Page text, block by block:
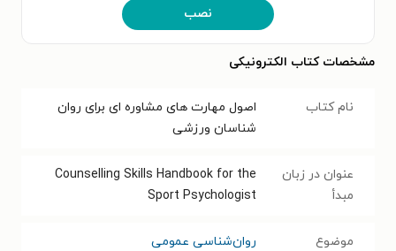
نصب
مشخصات کتاب الکترونیکی
نام کتاب
اصول مهارت های مشاوره ای برای روان
شناسان ورزشی
عنوان در زبان
مبدأ
Counselling Skills Handbook for the
Sport Psychologist
موضوع روان‌شناسی عمومی